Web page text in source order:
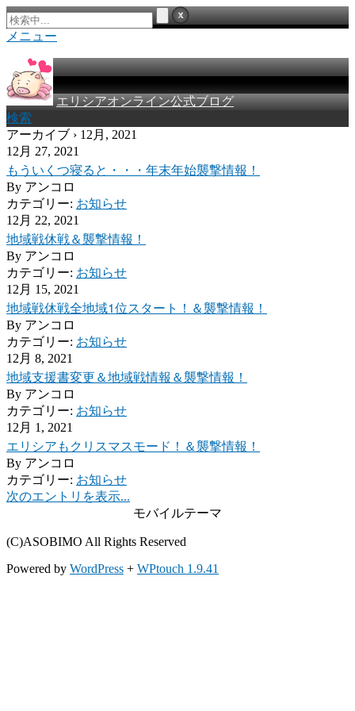
メニュー
エリシアオンライン公式ブログ
検索
アーカイブ › 12月, 2021
12月 27, 2021
もういくつ寝ると・・・年末年始襲撃情報！
By アンコロ
カテゴリー: お知らせ
12月 22, 2021
地域戦休戦＆襲撃情報！
By アンコロ
カテゴリー: お知らせ
12月 15, 2021
地域戦休戦全地域1位スタート！＆襲撃情報！
By アンコロ
カテゴリー: お知らせ
12月 8, 2021
地域支援書変更＆地域戦情報＆襲撃情報！
By アンコロ
カテゴリー: お知らせ
12月 1, 2021
エリシアもクリスマスモード！＆襲撃情報！
By アンコロ
カテゴリー: お知らせ
次のエントリを表示...
モバイルテーマ
(C)ASOBIMO All Rights Reserved
Powered by WordPress + WPtouch 1.9.41